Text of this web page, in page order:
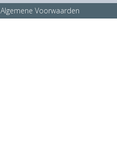
Algemene Voorwaarden